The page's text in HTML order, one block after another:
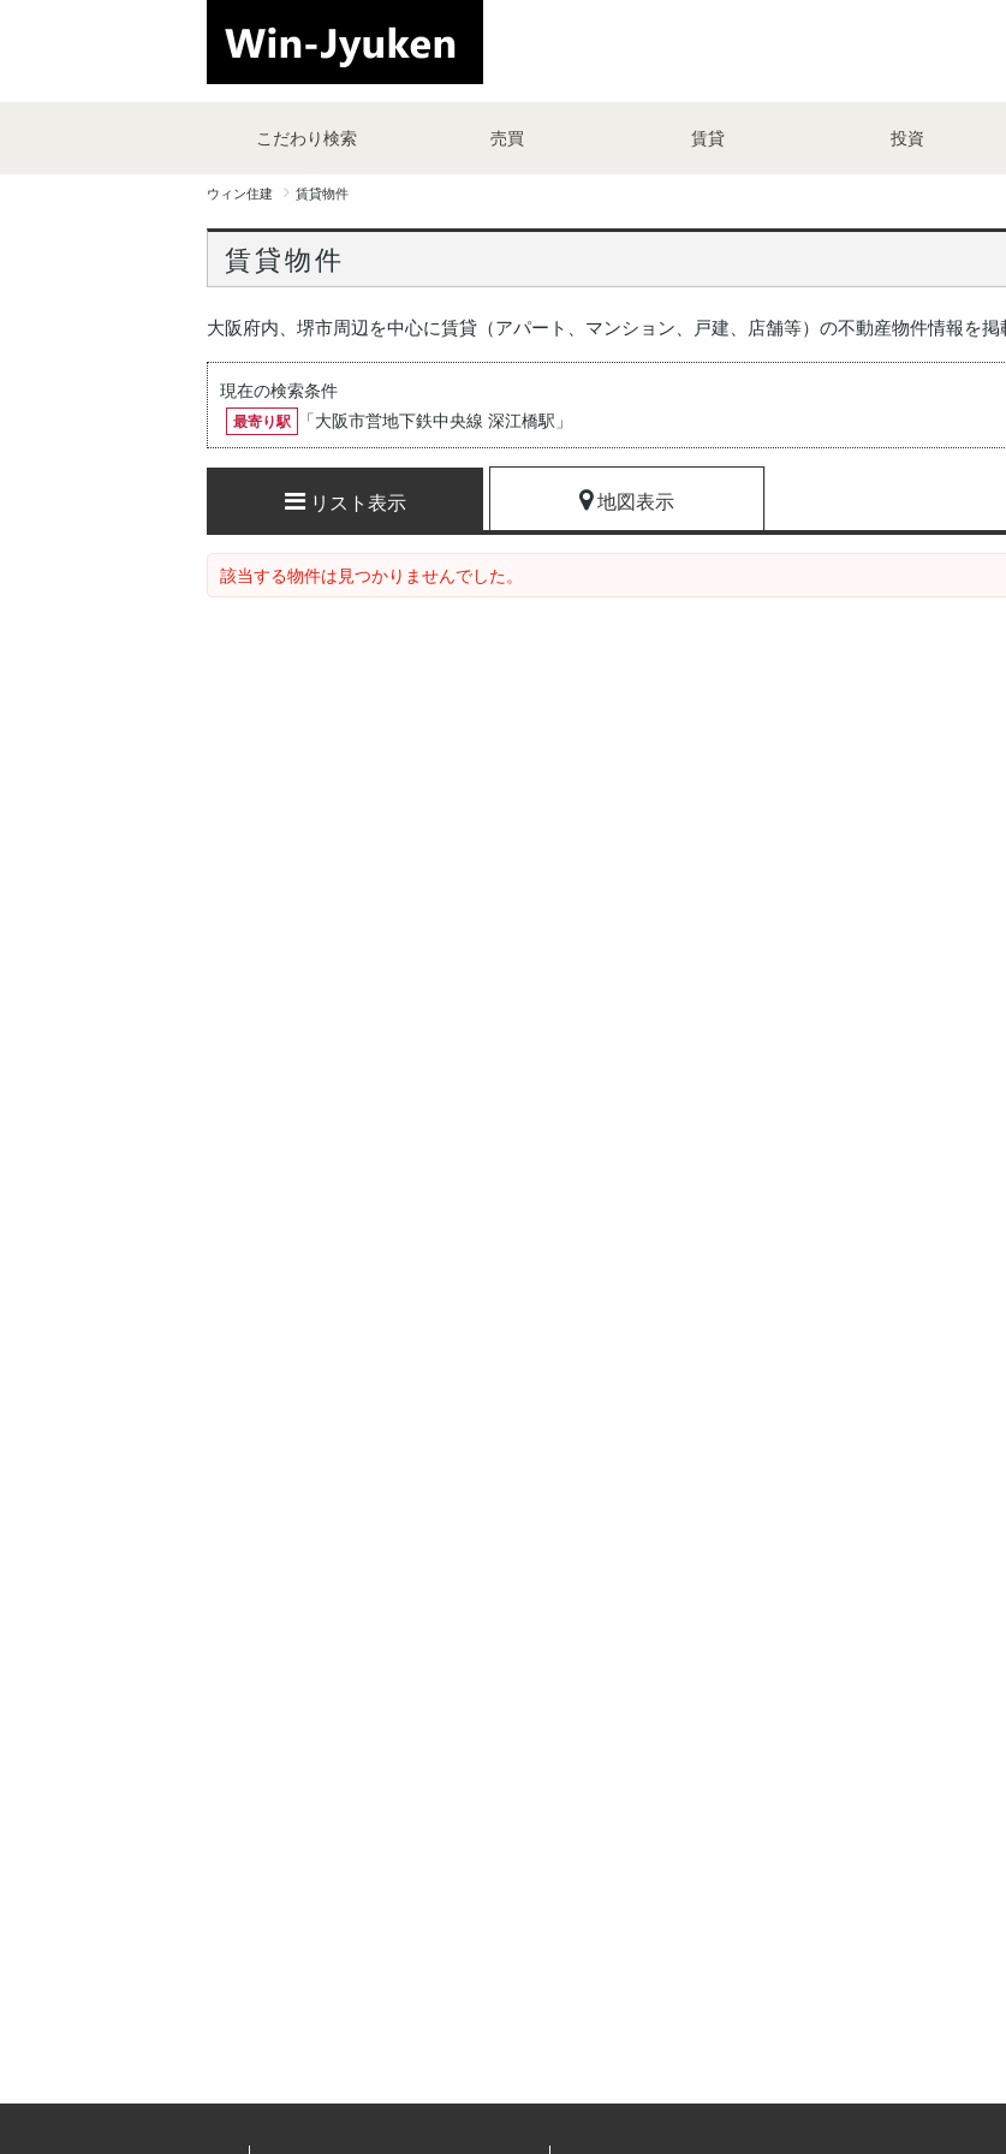
こだわり検索 売買 賃貸 投資
ウィン住建 賃貸物件
賃貸物件
大阪府内、堺市周辺を中心に賃貸（アパート、マンション、戸建、店舗等）の不動産物件情報を掲
現在の検索条件
最寄り駅
「大阪市営地下鉄中央線 深江橋駅 」
リスト表示 地図表示
該当する物件は見つかりませんでした。